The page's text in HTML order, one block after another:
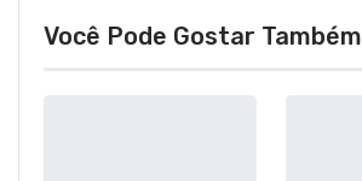
Você Pode Gostar Também